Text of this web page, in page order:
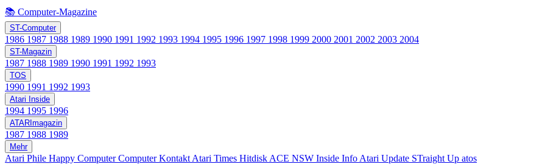
📚 Computer-Magazine
ST-Computer
1986 1987 1988 1989 1990 1991 1992 1993 1994 1995 1996 1997 1998 1999 2000 2001 2002 2003 2004
ST-Magazin
1987 1988 1989 1990 1991 1992 1993
TOS
1990 1991 1992 1993
Atari Inside
1994 1995 1996
ATARImagazin
1987 1988 1989
Mehr
Atari Phile Happy ComputerComputer Kontakt Atari Times Hitdisk ACE NSW Inside Info Atari Update STraight Up atos